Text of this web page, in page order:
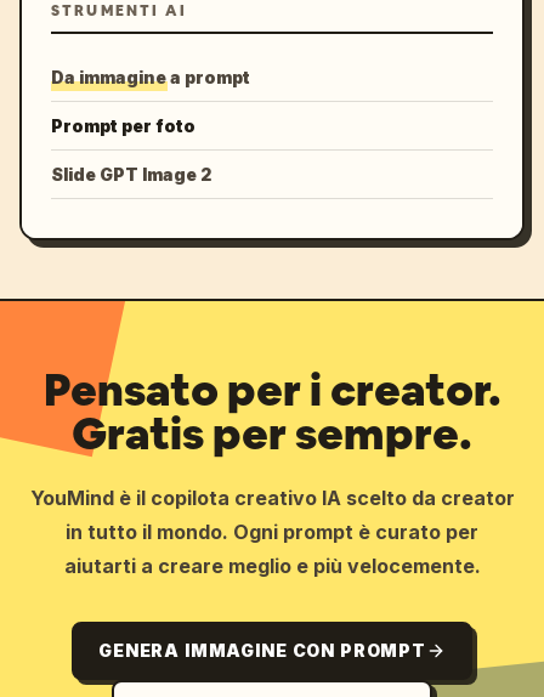
STRUMENTI AI
Da immagine a prompt
Prompt per foto
Slide GPT Image 2
Pensato per i creator.
Gratis per sempre.
YouMind è il copilota creativo IA scelto da creator
in tutto il mondo. Ogni prompt è curato per
aiutarti a creare meglio e più velocemente.
GENERA IMMAGINE CON PROMPT